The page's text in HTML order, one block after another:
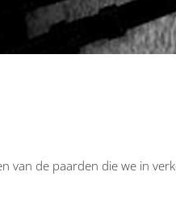
van de paarden die we in